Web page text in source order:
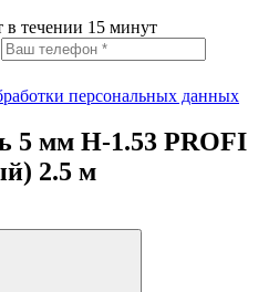
в течении 15 минут
персональных данных
5 мм Н-1.53 PROFI
2.5 м